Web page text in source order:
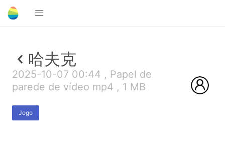
哈夫克
2025-10-07 00:44 , Papel de
parede de vídeo mp4 , 1 MB
Jogo